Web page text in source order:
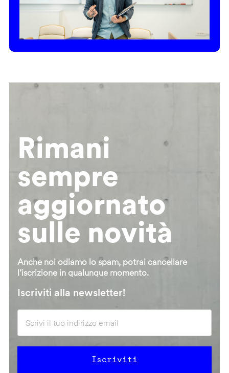
Rimani
sempre
aggiornato
sulle novità
Anche noi odiamo lo spam, potrai cancellare
l’iscrizione in qualunque momento.
Iscriviti alla newsletter!